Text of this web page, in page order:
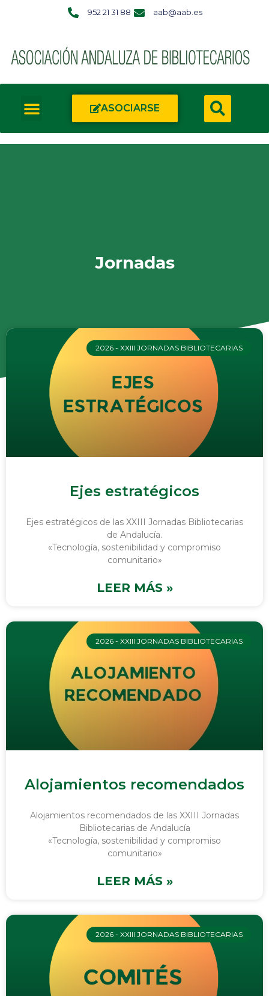
952 21 31 88 aab@aab.es
ASOCIARSE
Jornadas
2026 - XXIII JORNADAS BIBLIOTECARIAS
Ejes estratégicos
Ejes estratégicos de las XXIII Jornadas Bibliotecarias
de Andalucía.
«Tecnología, sostenibilidad y compromiso
comunitario»
LEER MÁS »
2026 - XXIII JORNADAS BIBLIOTECARIAS
Alojamientos recomendados
Alojamientos recomendados de las XXIII Jornadas
Bibliotecarias de Andalucía
«Tecnología, sostenibilidad y compromiso
comunitario»
LEER MÁS »
2026 - XXIII JORNADAS BIBLIOTECARIAS